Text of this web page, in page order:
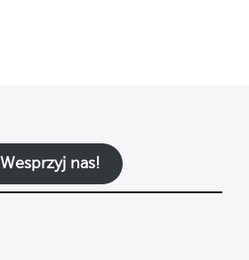
Wesprzyj nas!